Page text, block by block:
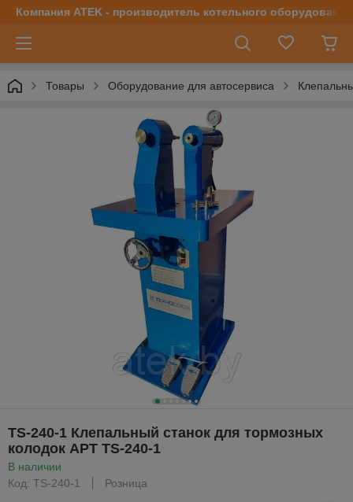
Компания ATEK - производитель котельного оборудования
Товары Оборудование для автосервиса
TS-240-1 Клепальный станок для тормозных
колодок АРТ TS-240-1
В наличии
Код: TS-240-1
Розница